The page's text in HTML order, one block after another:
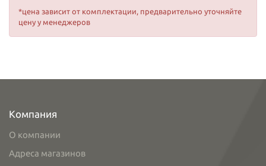
*цена зависит от комплектации, предварительно уточняйте
цену у менеджеров
Компания
О компании
Адреса магазинов